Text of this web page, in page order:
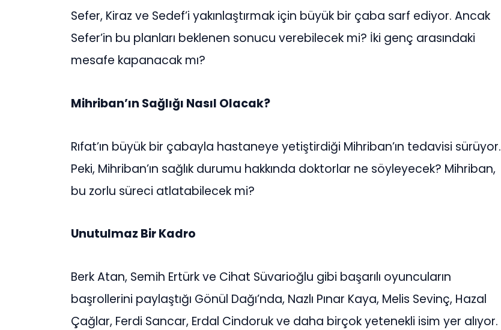
Sefer, Kiraz ve Sedef’i yakınlaştırmak için büyük bir çaba sarf ediyor. Ancak
Sefer’in bu planları beklenen sonucu verebilecek mi? İki genç arasındaki
mesafe kapanacak mı?
Mihriban’ın Sağlığı Nasıl Olacak?
Rıfat’ın büyük bir çabayla hastaneye yetiştirdiği Mihriban’ın tedavisi sürüyor.
Peki, Mihriban’ın sağlık durumu hakkında doktorlar ne söyleyecek? Mihriban,
bu zorlu süreci atlatabilecek mi?
Unutulmaz Bir Kadro
Berk Atan, Semih Ertürk ve Cihat Süvarioğlu gibi başarılı oyuncuların
başrollerini paylaştığı Gönül Dağı’nda, Nazlı Pınar Kaya, Melis Sevinç, Hazal
Çağlar, Ferdi Sancar, Erdal Cindoruk ve daha birçok yetenekli isim yer alıyor.